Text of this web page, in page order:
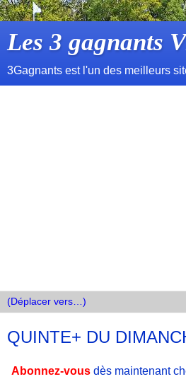
Les 3 gagnants
3Gagnants est l'un des meilleurs
QUINTE+ DU
Abonnez-vous dès maintenant